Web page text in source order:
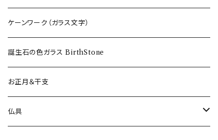
ケーンワーク（ガラス文字）
誕生石の色ガラス BirthStone
お正月＆干支
仏具